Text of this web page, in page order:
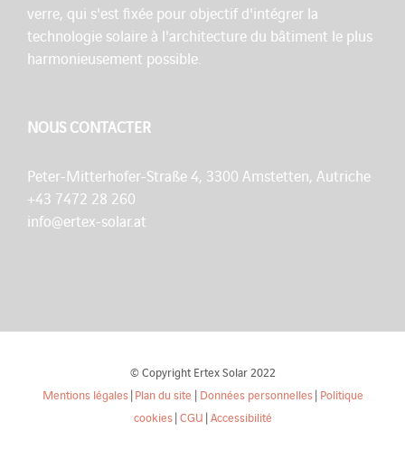
verre, qui s'est fixée pour objectif d'intégrer la
technologie solaire à l'architecture du bâtiment le plus
harmonieusement possible.
NOUS CONTACTER
Peter-Mitterhofer-Straße 4, 3300 Amstetten, Autriche
+43 7472 28 260
info@ertex-solar.at
© Copyright Ertex Solar 2022
Mentions légales|Plan du site | Données personnelles| Politique
cookies|CGU |Accessibilité